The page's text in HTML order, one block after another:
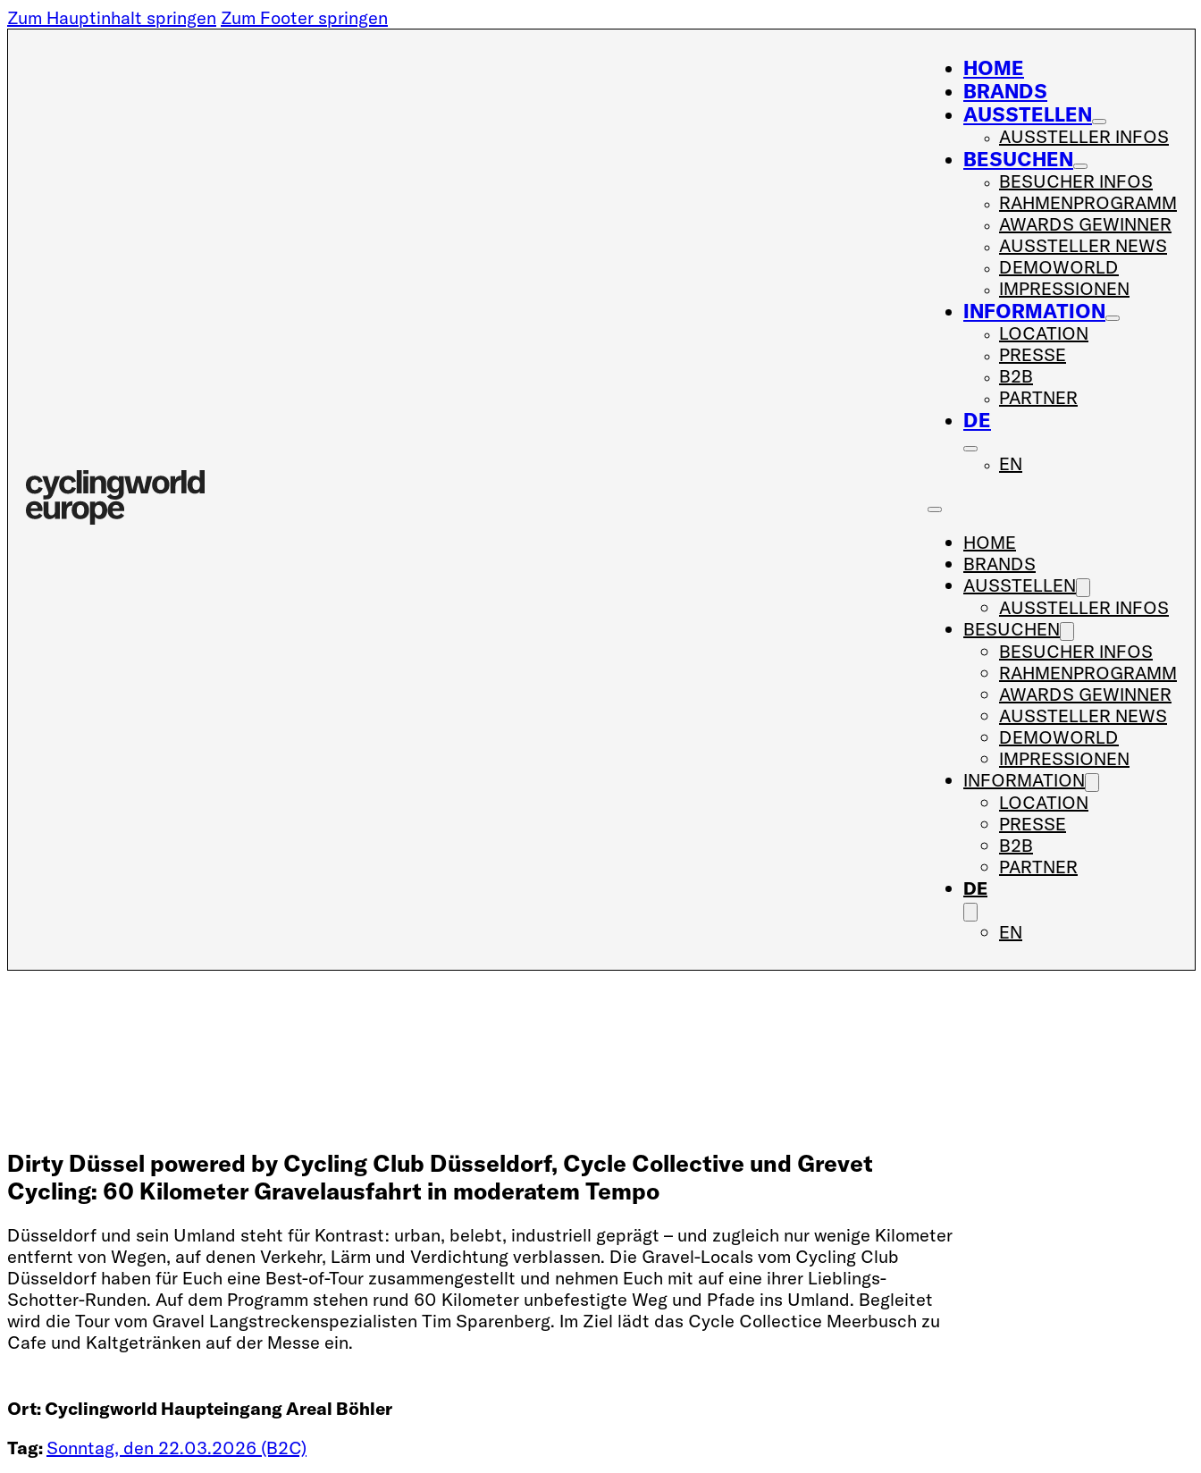
Zum Hauptinhalt springen Zum Footer springen
HOME
BRANDS
AUSSTELLEN
AUSSTELLER INFOS
BESUCHEN
BESUCHER INFOS
RAHMENPROGRAMM
AWARDS GEWINNER
AUSSTELLER NEWS
DEMOWORLD
IMPRESSIONEN
INFORMATION
LOCATION
PRESSE
B2B
PARTNER
DE
EN
HOME
BRANDS
AUSSTELLEN
AUSSTELLER INFOS
BESUCHEN
BESUCHER INFOS
RAHMENPROGRAMM
AWARDS GEWINNER
AUSSTELLER NEWS
DEMOWORLD
IMPRESSIONEN
INFORMATION
LOCATION
PRESSE
B2B
PARTNER
DE
EN
Dirty Düssel powered by Cycling Club Düsseldorf, Cycle Collective und Grevet
Cycling: 60 Kilometer Gravelausfahrt in moderatem Tempo
Düsseldorf und sein Umland steht für Kontrast: urban, belebt, industriell geprägt – und zugleich nur wenige Kilometer
entfernt von Wegen, auf denen Verkehr, Lärm und Verdichtung verblassen. Die Gravel-Locals vom Cycling Club
Düsseldorf haben für Euch eine Best-of-Tour zusammengestellt und nehmen Euch mit auf eine ihrer Lieblings-
Schotter-Runden. Auf dem Programm stehen rund 60 Kilometer unbefestigte Weg und Pfade ins Umland. Begleitet
wird die Tour vom Gravel Langstreckenspezialisten Tim Sparenberg. Im Ziel lädt das Cycle Collectice Meerbusch zu
Cafe und Kaltgetränken auf der Messe ein.
Ort: Cyclingworld Haupteingang Areal Böhler
Tag: Sonntag, den 22.03.2026 (B2C)